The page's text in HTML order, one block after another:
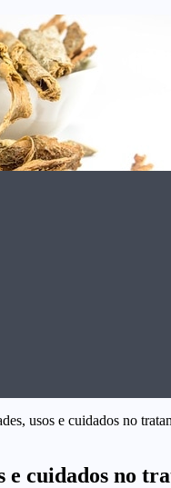
usos e cuidados no
e cuidados no